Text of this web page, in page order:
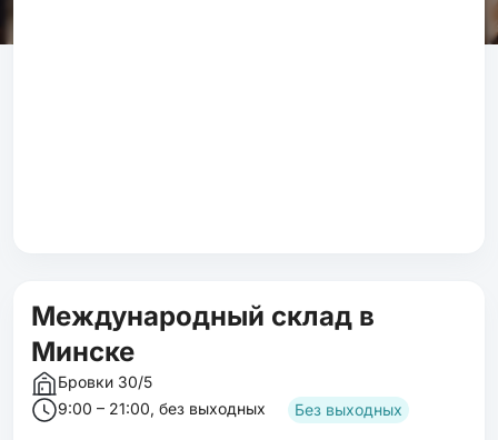
Международный склад в
Минске
Бровки 30/5
9:00 – 21:00, без выходных
Без выходных